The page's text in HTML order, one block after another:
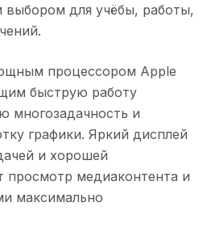
выбором для учёбы, работы,
процессором Apple
быструю работу
многозадачность и
графики. Яркий дисплей
и хорошей
просмотр медиаконтента и
максимально